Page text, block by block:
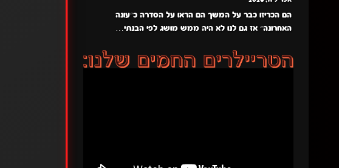
הם הכריזו כבר על המשך הם הראו על הסדרה כ״עונה
האחרונה״ אז גם לנו לא היה ממש מושג לפי הבנתי…